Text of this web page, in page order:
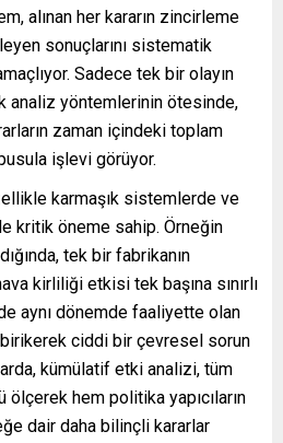
alınan her kararın zincirleme
sonuçlarını sistematik
Sadece tek bir olayın
analiz yöntemlerinin ötesinde,
zaman içindeki toplam
işlevi görüyor.
karmaşık sistemlerde ve
kritik öneme sahip. Örneğin
tek bir fabrikanın
kirliliği etkisi tek başına sınırlı
aynı dönemde faaliyette olan
ciddi bir çevresel sorun
kümülatif etki analizi, tüm
hem politika yapıcıların
dair daha bilinçli kararlar